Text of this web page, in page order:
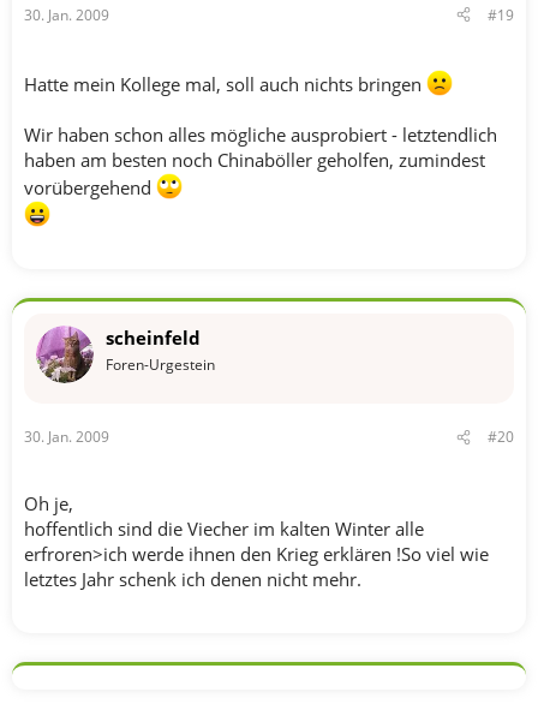
30. Jan. 2009 #19
Hatte mein Kollege mal, soll auch nichts bringen
Wir haben schon alles mögliche ausprobiert - letztendlich
haben am besten noch Chinaböller geholfen, zumindest
vorübergehend
scheinfeld
Foren-Urgestein
30. Jan. 2009 #20
Oh je,
hoffentlich sind die Viecher im kalten Winter alle
erfroren>ich werde ihnen den Krieg erklären !So viel wie
letztes Jahr schenk ich denen nicht mehr.